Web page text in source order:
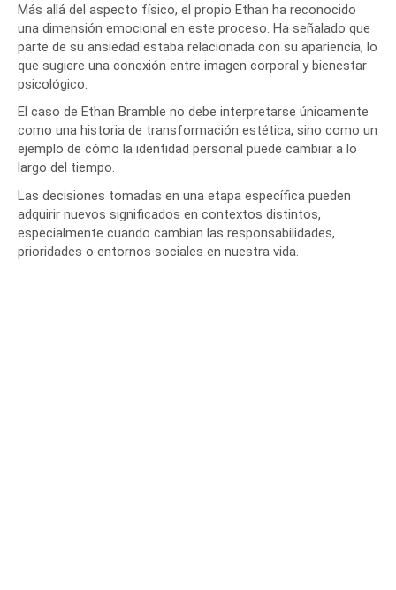
Más allá del aspecto físico, el propio Ethan ha reconocido
una dimensión emocional en este proceso. Ha señalado que
parte de su ansiedad estaba relacionada con su apariencia, lo
que sugiere una conexión entre imagen corporal y bienestar
psicológico.
El caso de Ethan Bramble no debe interpretarse únicamente
como una historia de transformación estética, sino como un
ejemplo de cómo la identidad personal puede cambiar a lo
largo del tiempo.
Las decisiones tomadas en una etapa específica pueden
adquirir nuevos significados en contextos distintos,
especialmente cuando cambian las responsabilidades,
prioridades o entornos sociales en nuestra vida.